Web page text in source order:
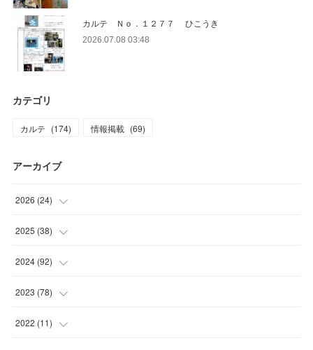
カルテ Ｎｏ．１２７７ ひこうき
2026.07.08 03:48
カテゴリ
カルテ (174) 情報掲載 (69)
アーカイブ
2026 (24)
(4
(2
(1
(3
2025 (38)
(3
(1
(3
2024 (92)
(4
(4
2023 (78)
(6
2022 (11)